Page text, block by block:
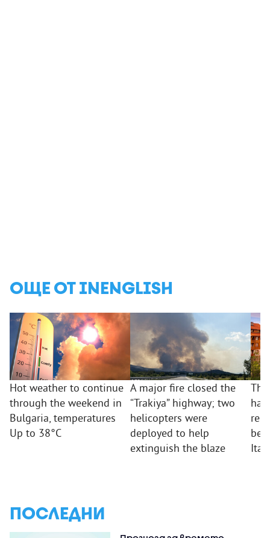
ОЩЕ ОТ INENGLISH
Hot weather to continue
through the weekend in
Bulgaria, temperatures
Up to 38°C
A major fire closed the
“Trakiya” highway; two
helicopters were
deployed to help
extinguish the blaze
Italy
ПОСЛЕДНИ